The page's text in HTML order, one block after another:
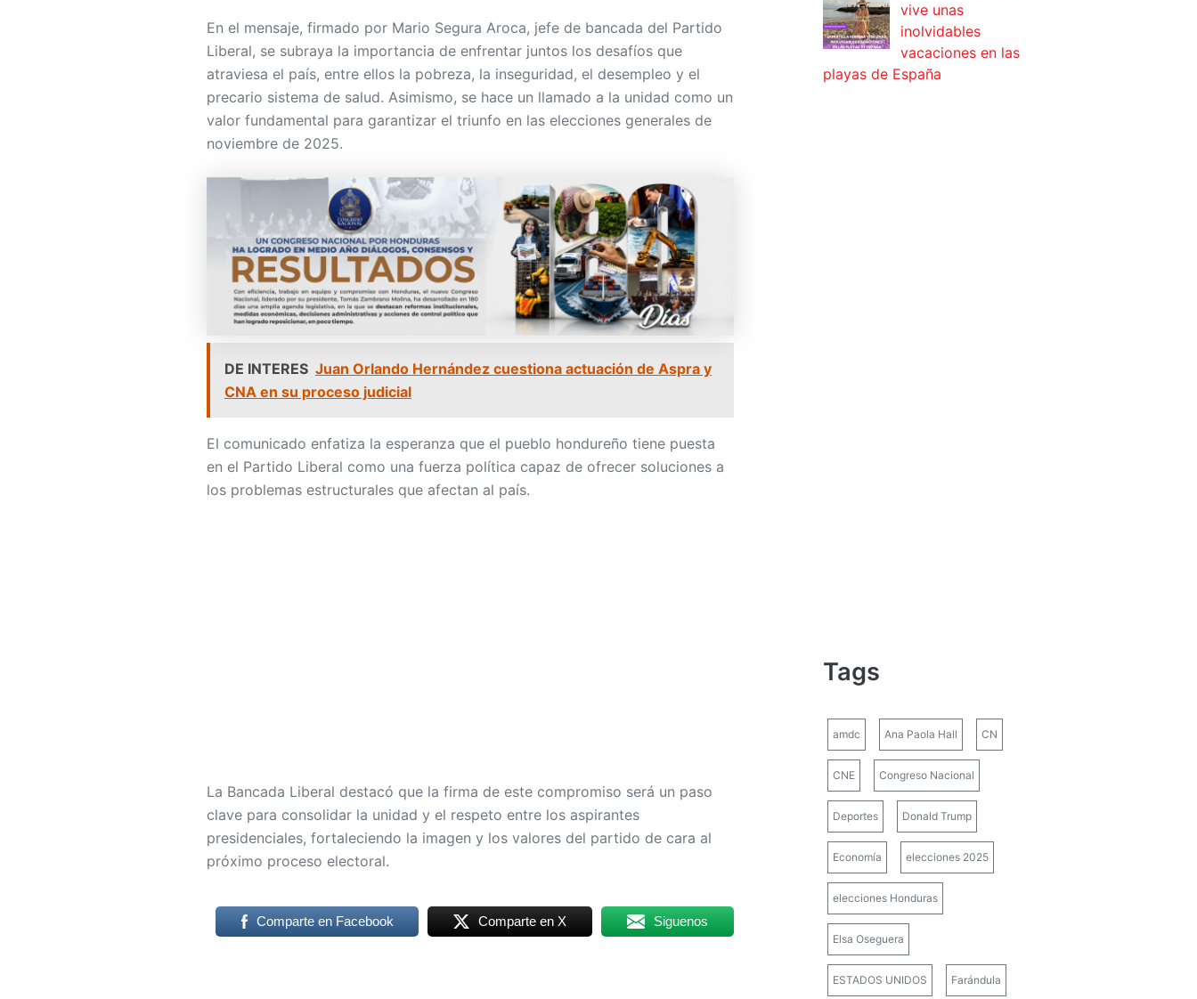
En el mensaje, firmado por Mario Segura Aroca, jefe de bancada del Partido
Liberal, se subraya la importancia de enfrentar juntos los desafíos que
atraviesa el país, entre ellos la pobreza, la inseguridad, el desempleo y el
precario sistema de salud. Asimismo, se hace un llamado a la unidad como un
valor fundamental para garantizar el triunfo en las elecciones generales de
noviembre de 2025.
DE INTERES Juan Orlando Hernández cuestiona actuación de Aspra y
CNA en su proceso judicial
El comunicado enfatiza la esperanza que el pueblo hondureño tiene puesta
en el Partido Liberal como una fuerza política capaz de ofrecer soluciones a
los problemas estructurales que afectan al país.
La Bancada Liberal destacó que la firma de este compromiso será un paso
clave para consolidar la unidad y el respeto entre los aspirantes
presidenciales, fortaleciendo la imagen y los valores del partido de cara al
próximo proceso electoral.
Comparte en Facebook Comparte en X Siguenos
vive unas
inolvidables
vacaciones en las
playas de España
Tags
amdc Ana Paola Hall CN
CNE Congreso Nacional
Deportes Donald Trump
Economía elecciones 2025
elecciones Honduras
Elsa Oseguera
ESTADOS UNIDOS Farándula